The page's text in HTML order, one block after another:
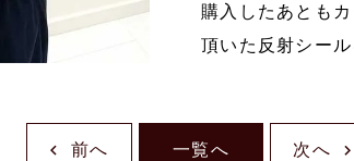
購入したあとも
頂いた反射シー
前へ 次へ
一覧へ